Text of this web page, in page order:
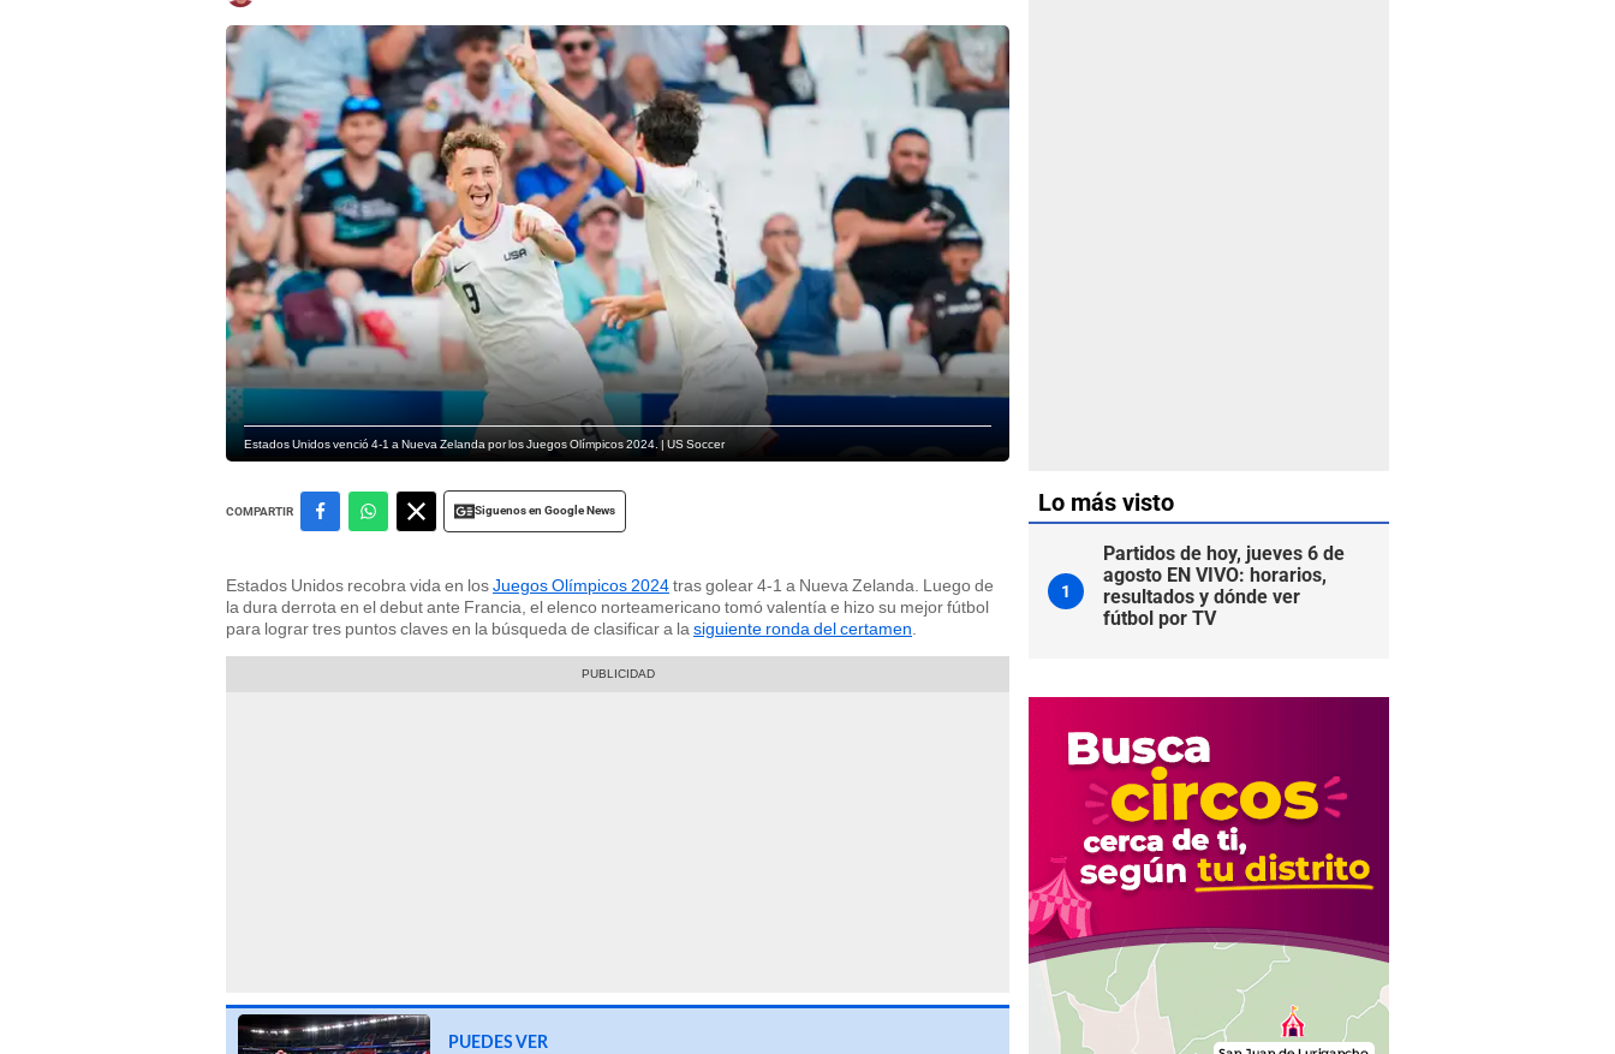
Estados Unidos venció 4-1 a Nueva Zelanda por los Juegos Olímpicos 2024. | US Soccer
COMPARTIR Siguenos en Google News
Estados Unidos recobra vida en losJuegos Olímpicos 2024tras golear 4-1 a Nueva Zelanda. Luego de
la dura derrota en el debut ante Francia, el elenco norteamericano tomó valentía e hizo su mejor fútbol
para lograr tres puntos claves en la búsqueda de clasificar a la siguiente ronda del certamen
PUEDES VER
Lo más visto
1
Partidos de hoy, jueves 6 de
agosto EN VIVO: horarios,
resultados y dónde ver
fútbol por TV